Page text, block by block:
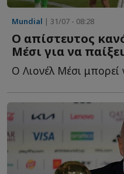
Mundial | 31/07 - 08:28
Ο απίστευτος
Μέσι για να